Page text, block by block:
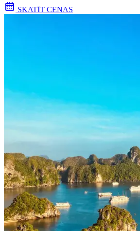
SKATĪT CENAS